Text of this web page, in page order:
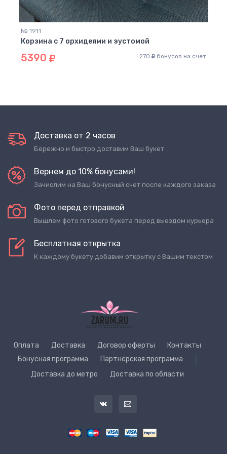
№ 1911
Корзина с 7 орхидеями и эустомой
5390 270 бонусов на счет
Доставка от 2 часов
Бережно и быстро доставим Ваш букет
Вернем до 10% бонусами!
Зачислим на Ваш бонусный счет после каждого заказа
Фото перед отправкой
Вышлем фото готового букета перед выездом курьера
Бесплатная открытка
К каждому букету добавим открытку с Вашим текстом
Оплата Доставка Договор оферты
Контакты
Бонусная программа
Партнёрская программа
Доставка до метро Доставка по области